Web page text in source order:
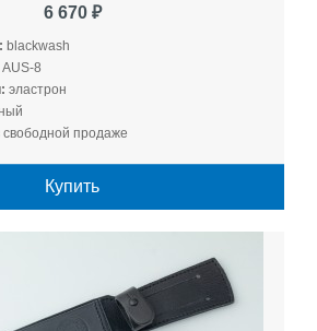
6 670 ₽
blackwash
AUS-8
эластрон
свободной продаже
Купить